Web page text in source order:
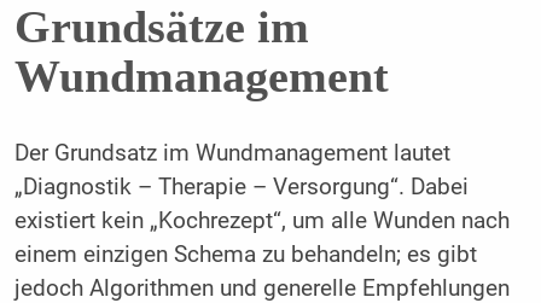
Grundsätze im
Wundmanagement
Der Grundsatz im Wundmanagement lautet
„Diagnostik – Therapie – Versorgung“. Dabei
existiert kein „Kochrezept“, um alle Wunden nach
einem einzigen Schema zu behandeln; es gibt
jedoch Algorithmen und generelle Empfehlungen